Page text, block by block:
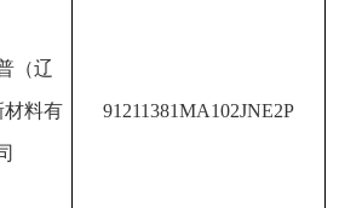
（辽
材料有 91211381MA102JNE2P